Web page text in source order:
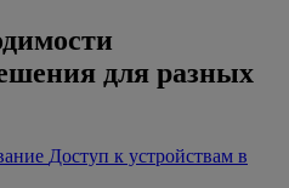
для разных
Доступ к устройствам в